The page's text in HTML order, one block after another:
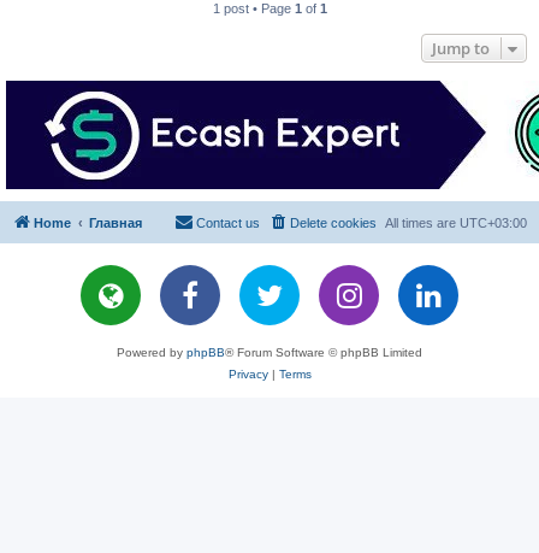
1 post • Page 1 of 1
Jump to
Home Главная All times are UTC+03:00
Delete cookies
Contact us
Powered by phpBB® Forum Software © phpBB Limited
Privacy| Terms